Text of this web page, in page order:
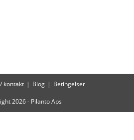
kontakt Blog Betingelser
2026 - Pilanto Aps